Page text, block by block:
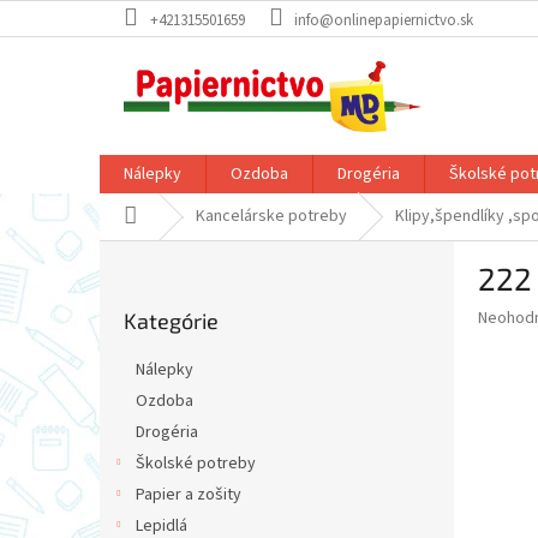
na
+421315501659 info@onlinepapiernictvo.sk
Nálepky Ozdoba Drogéria Školské
DomovKancelárske potreby Klipy,špendlíky
o
kategórie
Kategórie
Nálepky
Ozdoba
Drogéria
Školské potreby
Papier a zošity
Lepidlá
222